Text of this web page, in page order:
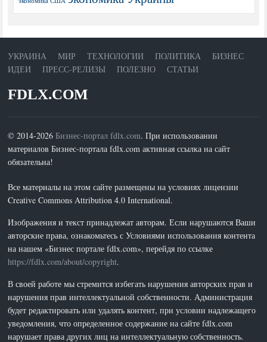
УКРАИНА МИР ТЕХНОЛОГИИ ПОЛИТИКА
БИЗНЕС
ИДЕИ
ПРЕСС-РЕЛИЗЫ ПОЛЕЗНО СТАТЬИ
FDLX.COM
© 2014-2026Бизнес-портал fdlx.com. При использовании
материалов Бизнес-портала fdlx.com активная ссылка на сайт
обязательна!
Все материалы на этом сайте размещены на условиях лицензии
Creative Commons Attribution 4.0 International.
Изображения и текст принадлежат авторам. Если нарушаются Ваши
авторские права, ознакомьтесь с Условиями использования контента
на нашем «Бизнес портале fdlx.com», перейдя по ссылке
https://fdlx.com/about/copyright.
В своей работе мы стремится избегать нарушения авторских прав и
нарушения прав интеллектуальной собственности. Администрация
будет редактировать или удалять контент, при условии надлежащего
уведомления, что определенное содержание на сайте fdlx.com
нарушает права других лиц на интеллектуальную собственность.